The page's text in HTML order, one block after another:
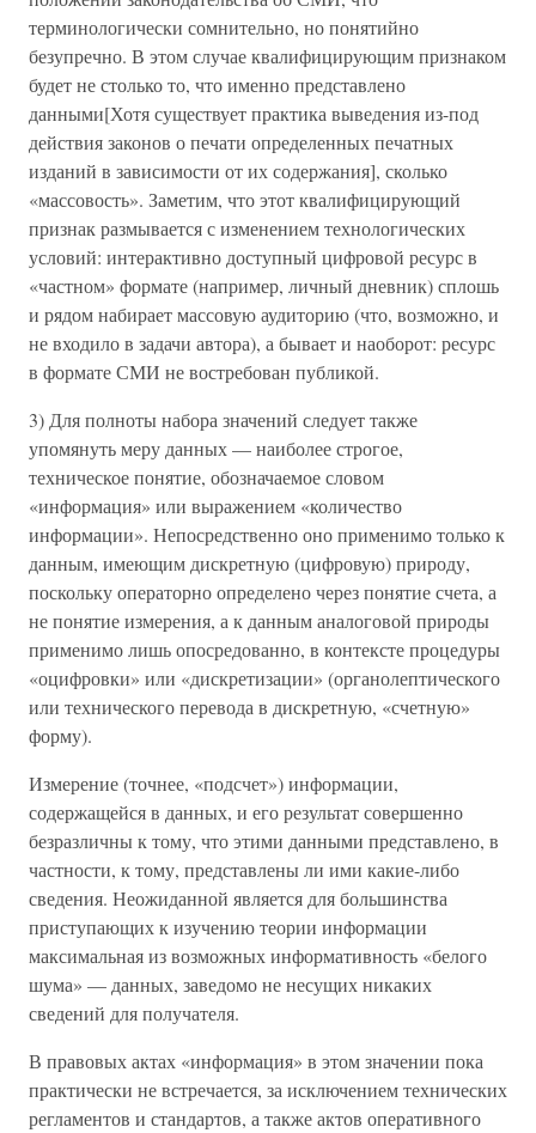
терминологически сомнительно, но понятийно
безупречно. В этом случае квалифицирующим признаком
будет не столько то, что именно представлено
данными[Хотя существует практика выведения из-под
действия законов о печати определенных печатных
изданий в зависимости от их содержания], сколько
«массовость». Заметим, что этот квалифицирующий
признак размывается с изменением технологических
условий: интерактивно доступный цифровой ресурс в
«частном» формате (например, личный дневник) сплошь
и рядом набирает массовую аудиторию (что, возможно, и
не входило в задачи автора), а бывает и наоборот: ресурс
в формате СМИ не востребован публикой.
3) Для полноты набора значений следует также
упомянуть меру данных — наиболее строгое,
техническое понятие, обозначаемое словом
«информация» или выражением «количество
информации». Непосредственно оно применимо только к
данным, имеющим дискретную (цифровую) природу,
поскольку операторно определено через понятие счета, а
не понятие измерения, а к данным аналоговой природы
применимо лишь опосредованно, в контексте процедуры
«оцифровки» или «дискретизации» (органолептического
или технического перевода в дискретную, «счетную»
форму).
Измерение (точнее, «подсчет») информации,
содержащейся в данных, и его результат совершенно
безразличны к тому, что этими данными представлено, в
частности, к тому, представлены ли ими какие-либо
сведения. Неожиданной является для большинства
приступающих к изучению теории информации
максимальная из возможных информативность «белого
шума» — данных, заведомо не несущих никаких
сведений для получателя.
В правовых актах «информация» в этом значении пока
практически не встречается, за исключением технических
регламентов и стандартов, а также актов оперативного